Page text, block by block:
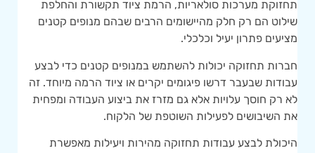
תחזוקת מערכות סולאריות, הרמת ציוד תקשורת והחלפת
שילוט הם רק חלק מהיישומים הרבים שבהם מנופים קטנים
מציעים פתרון יעיל וכלכלי.
חברות תחזוקה יכולות להשתמש במנופים קטנים כדי לבצע
עבודות שבעבר דרשו פיגומים יקרים או ציוד הרמה מיוחד. זה
לא רק חוסך עלויות אלא גם מזרז את ביצוע העבודה ומפחית
את השיבושים לפעילות השוטפת של הלקוח.
היכולת לבצע עבודות תחזוקה מהירות ויעילות מאפשרת